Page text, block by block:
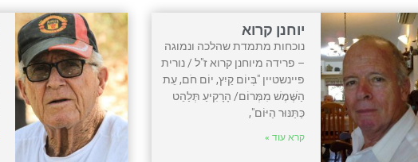
יוחנן קרוא
נוכחות מתמדת שהלכה ונמוגה
– פרידה מיוחנן קרוא ז"ל / נורית
פיינשטיין "בְּיוֹם קַיִץ, יוֹם חֹם, עֵת
הַשֶּׁמֶשׁ מִמְּרוֹם/ הָרָקִיעַ תְּלַהֵט
כַּתַּנּוּר הַיּוֹם",
קרא עוד »